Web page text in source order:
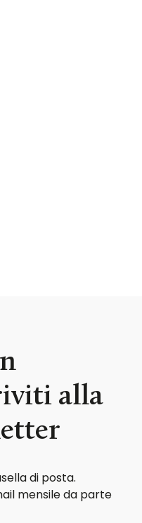
alla
di posta.
mensile da parte